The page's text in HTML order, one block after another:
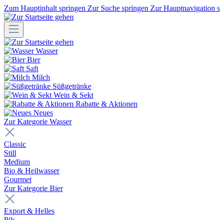
Zum Hauptinhalt springen Zur Suche springen Zur Hauptnavigation
Wasser
Bier
Saft
Milch
Süßgetränke
Wein & Sekt
Rabatte & Aktionen
Neues
Zur Kategorie Wasser
Classic
Still
Medium
Bio & Heilwasser
Gourmet
Zur Kategorie Bier
Export & Helles